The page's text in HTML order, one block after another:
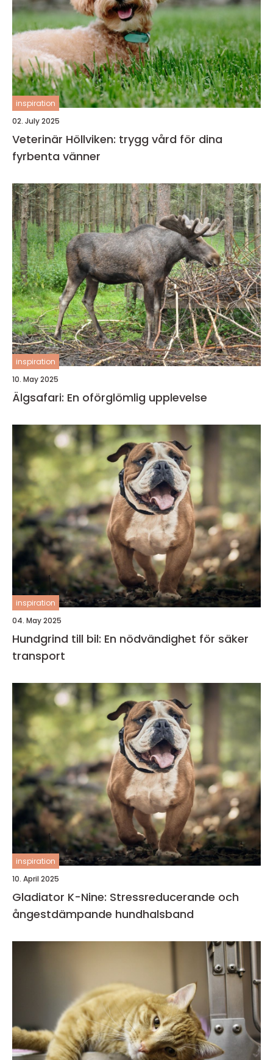
inspiration
02. July 2025
Veterinär Höllviken: trygg vård för dina
fyrbenta vänner
inspiration
10. May 2025
Älgsafari: En oförglömlig upplevelse
inspiration
04. May 2025
Hundgrind till bil: En nödvändighet för säker
transport
inspiration
10. April 2025
Gladiator K-Nine: Stressreducerande och
ångestdämpande hundhalsband